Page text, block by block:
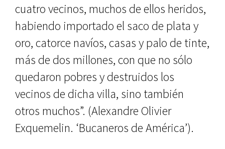
cuatro vecinos, muchos de ellos heridos,
habiendo importado el saco de plata y
oro, catorce navíos, casas y palo de tinte,
más de dos millones, con que no sólo
quedaron pobres y destruidos los
vecinos de dicha villa, sino también
otros muchos”. (Alexan­dre Olivier
Exquemelin. ‘Bucaneros de América’).